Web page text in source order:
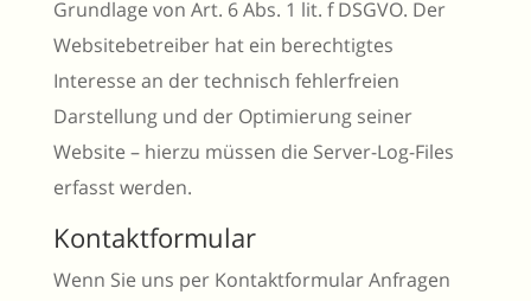
Grundlage von Art. 6 Abs. 1 lit. f DSGVO. Der
Websitebetreiber hat ein berechtigtes
Interesse an der technisch fehlerfreien
Darstellung und der Optimierung seiner
Website – hierzu müssen die Server-Log-Files
erfasst werden.
Kontaktformular
Wenn Sie uns per Kontaktformular Anfragen